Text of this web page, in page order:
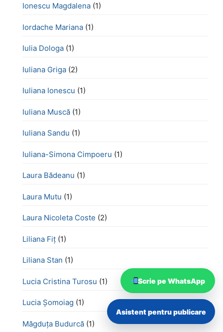
Ionescu Magdalena (1)
Iordache Mariana (1)
Iulia Dologa (1)
Iuliana Griga (2)
Iuliana Ionescu (1)
Iuliana Muscă (1)
Iuliana Sandu (1)
Iuliana-Simona Cimpoeru (1)
Laura Bădeanu (1)
Laura Mutu (1)
Laura Nicoleta Coste (2)
Liliana Fiț (1)
Liliana Stan (1)
Lucia Cristina Turosu (1)
Lucia Șomoiag (1)
Măgduța Budurcă (1)
Scrie pe WhatsApp
Asistent pentru publicare